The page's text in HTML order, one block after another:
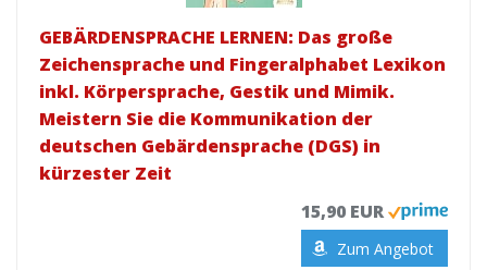
GEBÄRDENSPRACHE LERNEN: Das große
Zeichensprache und Fingeralphabet Lexikon
inkl. Körpersprache, Gestik und Mimik.
Meistern Sie die Kommunikation der
deutschen Gebärdensprache (DGS) in
kürzester Zeit
15,90 EUR
Zum Angebot